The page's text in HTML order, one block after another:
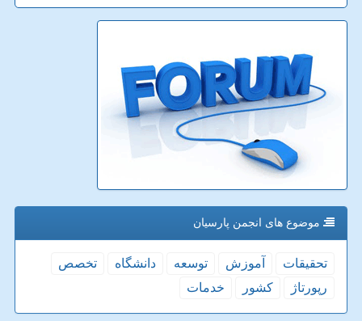
موضوع های انجمن پارسیان
تحقیقات آموزش توسعه دانشگاه
تخصص
رپورتاژ
كشور خدمات